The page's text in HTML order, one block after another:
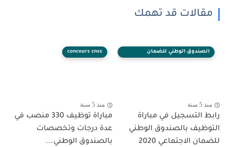
مقالات قد تهمك
الصندوق الوطني للضمان
منذ 5 سنة
رابط التسجيل في مباراة
التوظيف بالصندوق الوطني
للضمان الاجتماعي 2020
concours cnss
منذ 5 سنة
مباراة توظيف 330 منصب في
عدة درجات وتخصصات
بالصندوق الوطني...